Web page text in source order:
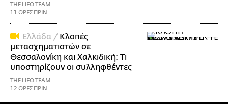
THE LIFO TEAM
11 ΩΡΕΣ ΠΡΙΝ
Ελλάδα / Κλοπές
μετασχηματιστών σε
Θεσσαλονίκη και Χαλκιδική: Τι
υποστηρίζουν οι συλληφθέντες
THE LIFO TEAM
12 ΩΡΕΣ ΠΡΙΝ